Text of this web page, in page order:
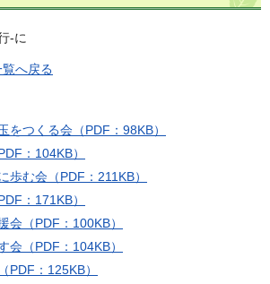
-に
へ戻る
をつくる会（PDF：98KB）
：104KB）
歩む会（PDF：211KB）
：171KB）
会（PDF：100KB）
会（PDF：104KB）
PDF：125KB）